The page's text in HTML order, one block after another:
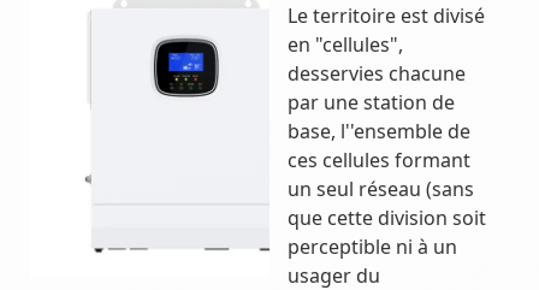
Le territoire est divisé
en "cellules",
desservies chacune
par une station de
base, l''ensemble de
ces cellules formant
un seul réseau (sans
que cette division soit
perceptible ni à un
usager du